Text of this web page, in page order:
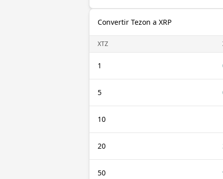
Convertir Tezon a XRP
XTZ
1
5
10
20
50